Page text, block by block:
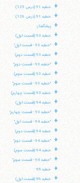
+ خطبه 91 (درس 125)
+ خطبه 91 (درس 126)
+ پیشگفتار:
+ خطبه 93 (قسمت اول)
+ "خطبه 93 - قسمت اول"
+ خطبه 93 (قسمت دوم)
+ "خطبه 93 - قسمت دوم"
+ خطبه 93 (قسمت سوم)
+ "خطبه 93 - قسمت سوم"
+ خطبه 93 (قسمت چهارم)
+ خطبه 94 (قسمت اول)
+ "خطبه 93 - قسمت چهارم"
+ "خطبه 94 - قسمت اول"
+ خطبه 94 (قسمت دوم)
+ "خطبه 94 - قسمت دوم"
+ خطبه 94 (قسمت سوم)
+ "خطبه 94 - قسمت سوم"
+ خطبه 95
+ خطبه 96 (قسمت اول)